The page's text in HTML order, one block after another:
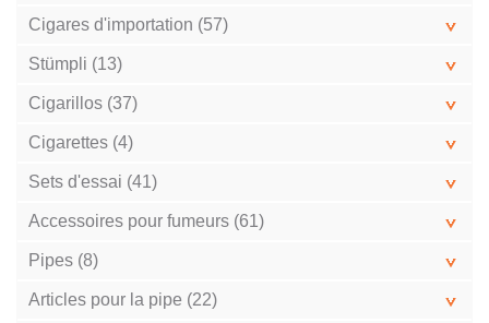
Cigares d'importation (57)
Stümpli (13)
Cigarillos (37)
Cigarettes (4)
Sets d'essai (41)
Accessoires pour fumeurs (61)
Pipes (8)
Articles pour la pipe (22)